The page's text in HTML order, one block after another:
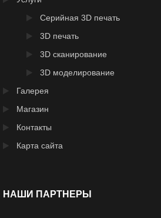
Серийная 3D печать
3D печать
3D сканирование
3D моделирование
Галерея
Магазин
Контакты
Карта сайта
НАШИ ПАРТНЕРЫ